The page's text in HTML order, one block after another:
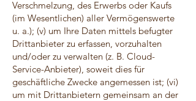
Verschmelzung, des Erwerbs oder Kaufs
(im Wesentlichen) aller Vermögenswerte
u. a.); (v) um Ihre Daten mittels befugter
Drittanbieter zu erfassen, vorzuhalten
und/oder zu verwalten (z. B. Cloud-
Service-Anbieter), soweit dies für
geschäftliche Zwecke angemessen ist; (vi)
um mit Drittanbietern gemeinsam an der